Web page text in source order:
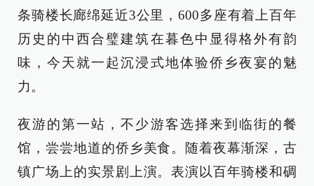
条骑楼长廊绵延近3公里，600多座有着上百年
历史的中西合璧建筑在暮色中显得格外有韵
味，今天就一起沉浸式地体验侨乡夜宴的魅
力。
夜游的第一站，不少游客选择来到临街的餐
馆，尝尝地道的侨乡美食。随着夜幕渐深，古
镇广场上的实景剧上演。表演以百年骑楼和碉